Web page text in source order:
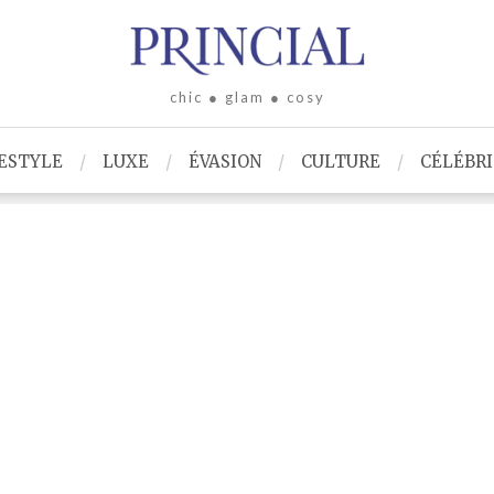
chic ● glam ● cosy
LUXE ÉVASION CULTURE